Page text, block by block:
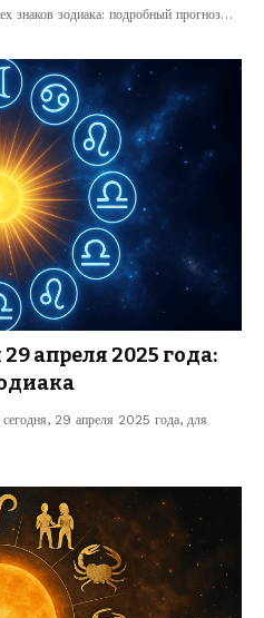
знаков зодиака: подробный прогноз…
апреля 2025 года:
сегодня, 29 апреля 2025 года, для